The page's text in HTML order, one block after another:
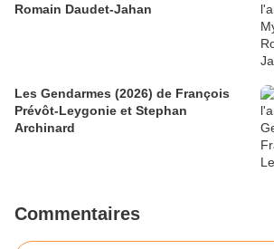
Romain Daudet-Jahan
Les Gendarmes (2026) de François
Prévôt-Leygonie et Stephan
Archinard
Commentaires